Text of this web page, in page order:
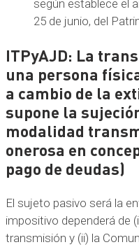
según establece el
25 de junio, del
ITPyAJD: La
una persona
a cambio de la
supone la
modalidad
onerosa en
pago de deudas)
El sujeto pasivo será la
impositivo dependerá de
transmisión y (ii) la